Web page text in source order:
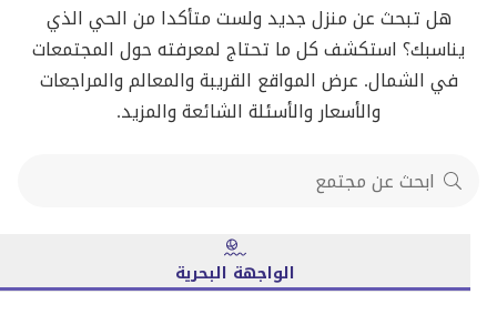
هل تبحث عن منزل جديد ولست متأكدا من الحي الذي
يناسبك؟ استكشف كل ما تحتاج لمعرفته حول المجتمعات
في الشمال. عرض المواقع القريبة والمعالم والمراجعات
والأسعار والأسئلة الشائعة والمزيد.
الواجهة البحرية